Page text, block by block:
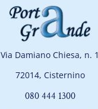
Via Damiano Chiesa, n. 1
72014, Cisternino
080 444 1300